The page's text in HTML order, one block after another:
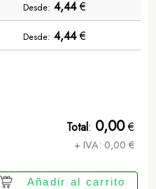
Desde: 4,44€
Desde: 4,44€
Total: 0,00€
+ IVA: 0,00 €
Añadir al carrito